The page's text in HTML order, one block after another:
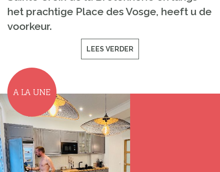
het prachtige Place des Vosge, heeft u de
voorkeur.
LEES VERDER
A LA UNE